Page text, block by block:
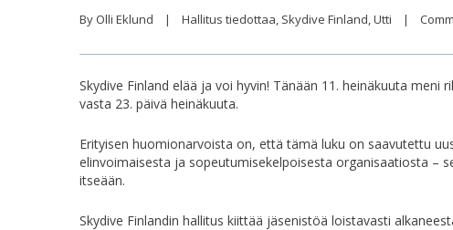
By Olli Eklund | Hallitus tiedottaa, Skydive Finland, Utti |
Skydive Finland elää ja voi hyvin! Tänään 11. heinäkuuta
vasta 23. päivä heinäkuuta.
Erityisen huomionarvoista on, että tämä luku on saavutettu
elinvoimaisesta ja sopeutumisekelpoisesta organisaatiosta –
itseään.
Skydive Finlandin hallitus kiittää jäsenistöä loistavasti